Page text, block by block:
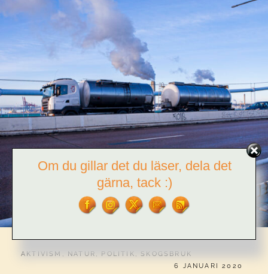
CATEGORIES:
AKTIVISM , NATUR , POLITIK ,SKOGSBRUK
PUBLICERAT
6 JANUARI 2020
Om du gillar det du läser, dela det
gärna, tack :)